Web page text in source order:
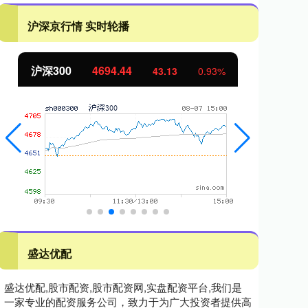
沪深京行情 实时轮播
北证50 1134.24 11.37 1.01%
盛达优配
盛达优配,股市配资,股市配资网,实盘配资平台,我们是
一家专业的配资服务公司，致力于为广大投资者提供高